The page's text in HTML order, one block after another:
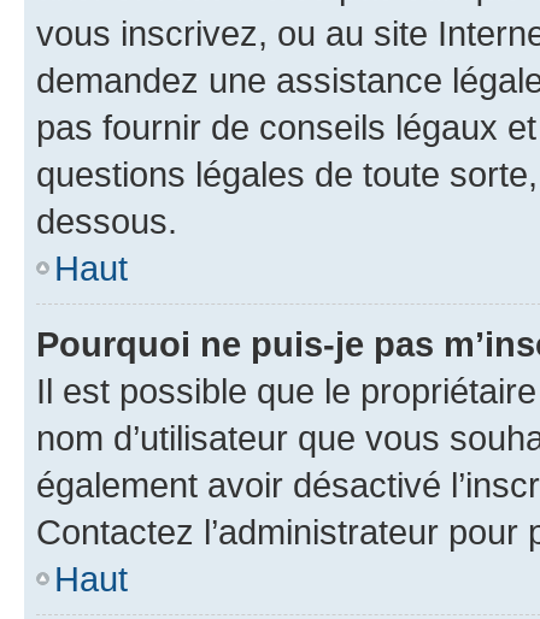
vous inscrivez, ou au site
demandez une assistance
pas fournir de conseils légaux
questions légales de toute
dessous.
Haut
Pourquoi ne puis-je pas
Il est possible que le
nom d’utilisateur que vous
également avoir désactivé
Contactez l’administrateur
Haut